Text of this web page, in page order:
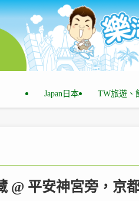
Japan日本 TW旅遊、
@ 平安神宮旁，京